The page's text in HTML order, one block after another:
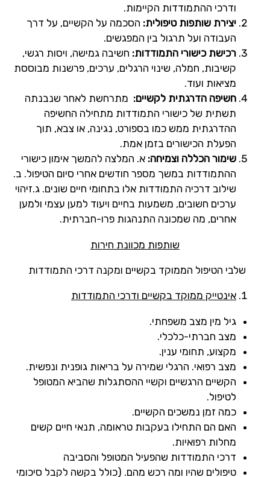
ודרכי ההתמודדות הקיימות.
יצירת שותפות טיפולית: הסכמה על הקשיים, על דרך
העבודה ועל תרגול בין המפגשים.
רכישת כישורי התמודדות: חשיבה גמישה, ויסות רגשי,
קשיבות, חמלה, שינוי הרגלים, ערכים, פרשנות מבוססת
מציאות ועוד.
חשיפה הדרגתית לקשיים: מתרחשת לאחר שנבנתה
תשתית של כישורי התמודדות מתחילה החשיפה
ההדרגתית ממש כמו בספורט, נגינה, או צבא, תוך
הפעלת הכישורים בזמן אמת.
שימור הכללה וצמיחה: א. המלצה להמשך אימון כישורי
ההתמודדות במשך מספר חודשים אחרי סיום הטיפול. ב.
שילוב דרכיה התמודדות אלו בתחומי חיים שונים. ג.זיהוי
ערכים חשובים, משמעות בחיים ויעוד למען עצמי ולמען
אחרים, מה שמכונה התנהגות פרו-חברתית.
שותפות מכוונת חירות
שלבי הטיפול הממוקד בקשיים ומקנה דרכי התמודדות
אינטייק ממוקד בקשיים ודרכי התמודדות
גיל מין מצב משפחתי.
מצב חברתי-כלכלי.
מקצוע, תחומי ענין.
מצב רפואי. הרגלי שמירה על בריאות גופנית ונפשית.
הקשיים הרגשיים וקשיי ההסתגלות שהביא המטופל
לטיפול.
כמה זמן נמשכים הקשיים.
האם הם התחילו בעקבות טראומה, תנאי חיים קשים
מחלות רפואיות.
דרכי התמודדות שהפעיל המטופל והסביבה
טיפולים שהיו ומה רכש מהם. (כולל בקשה לקבל סיכומי